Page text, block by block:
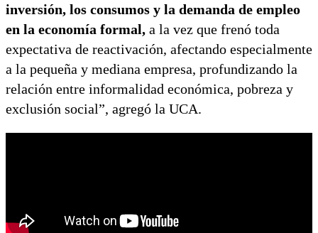
inversión, los consumos y la demanda de empleo
en la economía formal, a la vez que frenó toda
expectativa de reactivación, afectando especialmente
a la pequeña y mediana empresa, profundizando la
relación entre informalidad económica, pobreza y
exclusión social”, agregó la UCA.